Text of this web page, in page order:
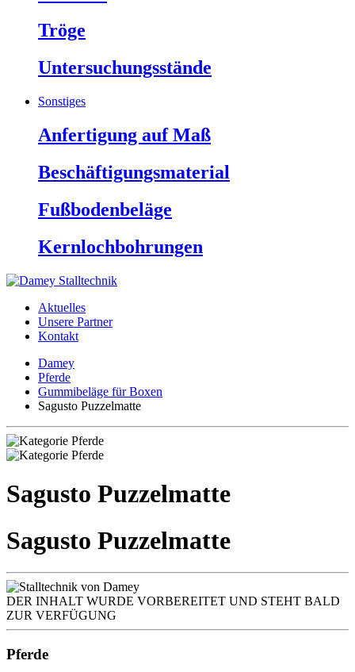
Tröge
Untersuchungsstände
Sonstiges
Anfertigung auf Maß
Beschäftigungsmaterial
Fußbodenbeläge
Kernlochbohrungen
Aktuelles
Unsere Partner
Kontakt
Damey
Pferde
Gummibeläge für Boxen
Sagusto Puzzelmatte
Sagusto Puzzelmatte
Sagusto Puzzelmatte
DER INHALT WURDE VORBEREITET UND STEHT BALD
ZUR VERFÜGUNG
Pferde